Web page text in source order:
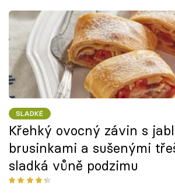
SLADKÉ
Křehký ovocný závin s
brusinkami a sušenými
sladká vůně podzimu